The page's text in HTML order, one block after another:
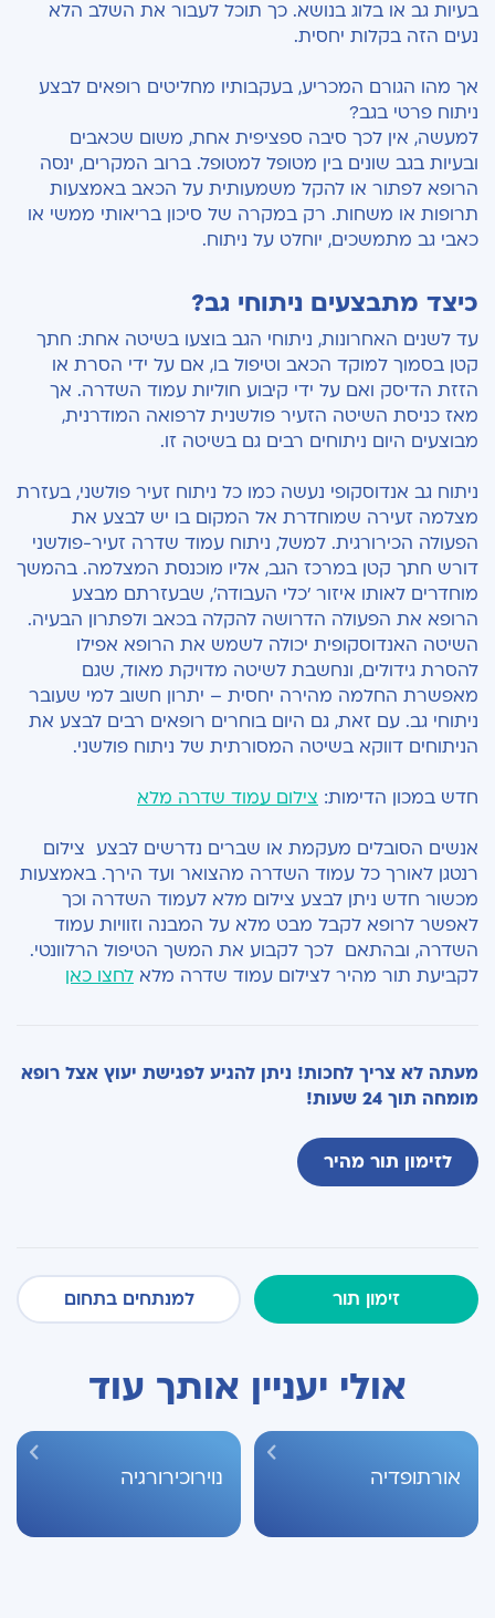
בעיות גב או בלוג בנושא. כך תוכל לעבור את השלב הלא
נעים הזה בקלות יחסית.
אך מהו הגורם המכריע, בעקבותיו מחליטים רופאים לבצע
ניתוח פרטי בגב?
למעשה, אין לכך סיבה ספציפית אחת, משום שכאבים
ובעיות בגב שונים בין מטופל למטופל. ברוב המקרים, ינסה
הרופא לפתור או להקל משמעותית על הכאב באמצעות
תרופות או משחות. רק במקרה של סיכון בריאותי ממשי או
כאבי גב מתמשכים, יוחלט על ניתוח.
כיצד מתבצעים ניתוחי גב?
עד לשנים האחרונות, ניתוחי הגב בוצעו בשיטה אחת: חתך
קטן בסמוך למוקד הכאב וטיפול בו, אם על ידי הסרת או
הזזת הדיסק ואם על ידי קיבוע חוליות עמוד השדרה. אך
מאז כניסת השיטה הזעיר פולשנית לרפואה המודרנית,
מבוצעים היום ניתוחים רבים גם בשיטה זו.
ניתוח גב אנדוסקופי נעשה כמו כל ניתוח זעיר פולשני, בעזרת
מצלמה זעירה שמוחדרת אל המקום בו יש לבצע את
הפעולה הכירורגית. למשל, ניתוח עמוד שדרה זעיר-פולשני
דורש חתך קטן במרכז הגב, אליו מוכנסת המצלמה. בהמשך
מוחדרים לאותו איזור 'כלי העבודה', שבעזרתם מבצע
הרופא את הפעולה הדרושה להקלה בכאב ולפתרון הבעיה.
השיטה האנדוסקופית יכולה לשמש את הרופא אפילו
להסרת גידולים, ונחשבת לשיטה מדויקת מאוד, שגם
מאפשרת החלמה מהירה יחסית – יתרון חשוב למי שעובר
ניתוחי גב. עם זאת, גם היום בוחרים רופאים רבים לבצע את
הניתוחים דווקא בשיטה המסורתית של ניתוח פולשני.
חדש במכון הדימות: צילום עמוד שדרה מלא
אנשים הסובלים מעקמת או שברים נדרשים לבצע צילום
רנטגן לאורך כל עמוד השדרה מהצואר ועד הירך. באמצעות
מכשור חדש ניתן לבצע צילום מלא לעמוד השדרה וכך
לאפשר לרופא לקבל מבט מלא על המבנה וזוויות עמוד
השדרה, ובהתאם לכך לקבוע את המשך הטיפול הרלוונטי.
לקביעת תור מהיר לצילום עמוד שדרה מלא לחצו כאן
מעתה לא צריך לחכות! ניתן להגיע לפגישת יעוץ אצל רופא
מומחה תוך 24 שעות!
לזימון תור מהיר
זימון תור למנתחים בתחום
אולי יעניין אותך עוד
אורתופדיה נוירוכירורגיה